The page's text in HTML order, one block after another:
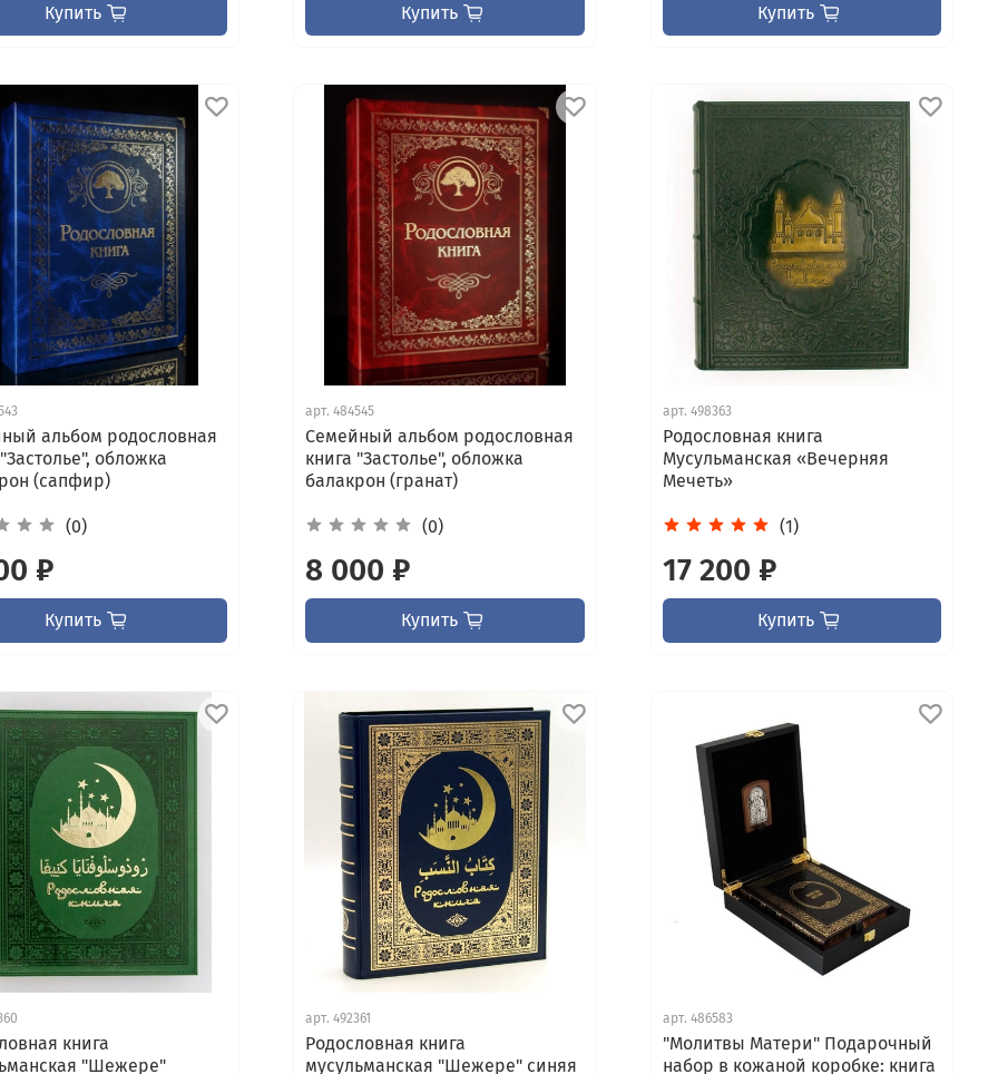
Купить Купить Купить
альбом родословная
обложка
(сапфир)
(0)
₽
Купить
арт.484545
Семейный альбом родословная
книга "Застолье", обложка
балакрон (гранат)
(0)
8 000 ₽
Купить
арт. 498363
Родословная книга
Мусульманская «Вечерняя
Мечеть»
(1)
17 200 ₽
Купить
книга
"Шежере"
арт.492361
Родословная книга
мусульманская "Шежере" синяя
арт. 486583
"Молитвы Матери" Подарочный
набор в кожаной коробке: книга